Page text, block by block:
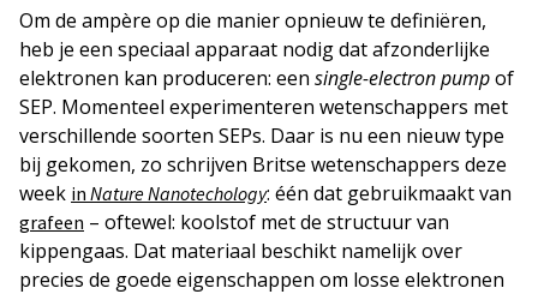
Om de ampère op die manier opnieuw te definiëren,
heb je een speciaal apparaat nodig dat afzonderlijke
elektronen kan produceren: een single-electron pumpof
SEP. Momenteel experimenteren wetenschappers met
verschillende soorten SEPs. Daar is nu een nieuw type
bij gekomen, zo schrijven Britse wetenschappers deze
week in Nature Nanotechology: één dat gebruikmaakt van
grafeen – oftewel: koolstof met de structuur van
kippengaas. Dat materiaal beschikt namelijk over
precies de goede eigenschappen om losse elektronen